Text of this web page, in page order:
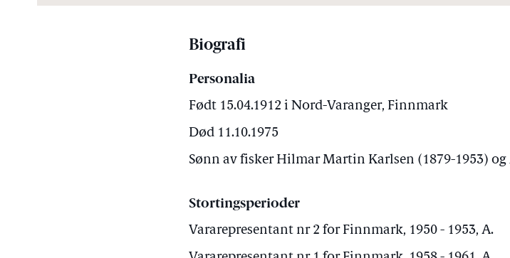
Biografi
Personalia
Født 15.04.1912 i Nord-Varanger, Finnmark
Død 11.10.1975
Sønn av fisker Hilmar Martin Karlsen (1879-1953)
Stortingsperioder
Vararepresentant nr 2 for Finnmark, 1950 - 1953, A.